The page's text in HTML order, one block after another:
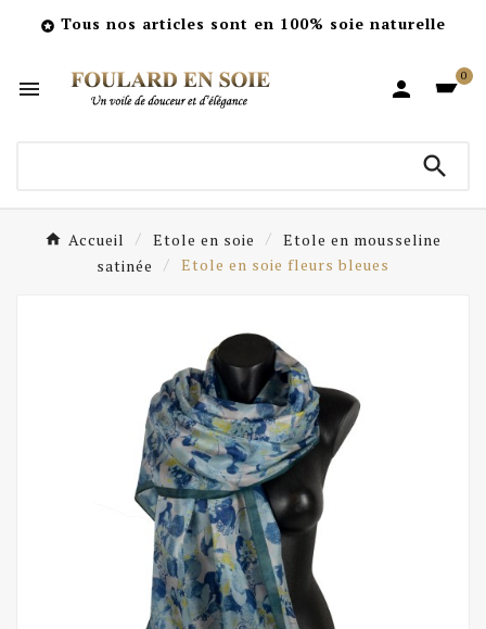
 Tous nos articles sont en 100% soie naturelle
 
0

Accueil Etole en soie
Etole en mousseline
satinée
Etole en soie fleurs bleues